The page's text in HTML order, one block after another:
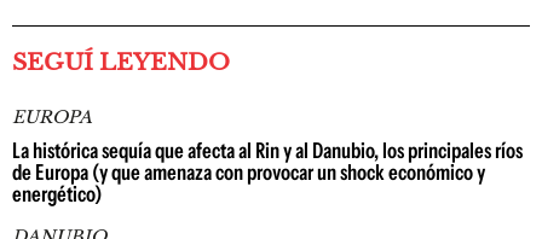
SEGUÍ LEYENDO
EUROPA
La histórica sequía que afecta al Rin y al Danubio, los principales ríos
de Europa (y que amenaza con provocar un shock económico y
energético)